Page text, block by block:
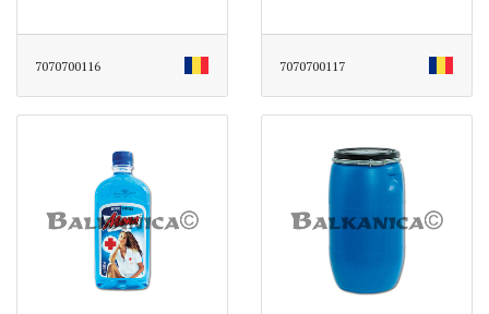
7070700116 7070700117